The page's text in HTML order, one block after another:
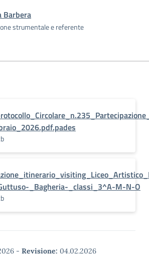
Barbera
strumentale e referente
_Bagheria-_classi_3^A-M-N-O
- Revisione: 04.02.2026